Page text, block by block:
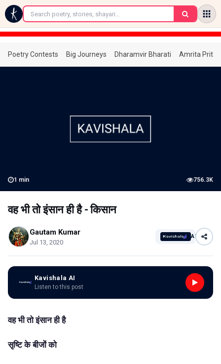
←
Poetry Contests Big Journeys Dharamvir Bharati Amrita
1 min 756.3K
वह भी तो इंसान ही है - किसान
Gautam Kumar
Jul 13, 2020
AI
Kavishala AI
Listen to this post
वह भी तो इंसान ही है
सृष्टि के बीजों को